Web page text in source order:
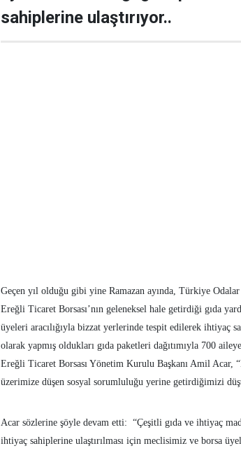
sahiplerine ulaştırıyor..
Geçen yıl olduğu gibi yine Ramazan ayında, Türkiye
Ereğli Ticaret Borsası’nın geleneksel hale getirdiği gıda
üyeleri aracılığıyla bizzat yerlerinde tespit edilerek ihtiyaç
olarak yapmış oldukları gıda paketleri dağıtımıyla 700
Ereğli Ticaret Borsası Yönetim Kurulu Başkanı Amil Acar,
üzerimize düşen sosyal sorumluluğu yerine getirdiğimizi
Acar sözlerine şöyle devam etti: “Çeşitli gıda ve ihtiyaç
ihtiyaç sahiplerine ulaştırılması için meclisimiz ve borsa